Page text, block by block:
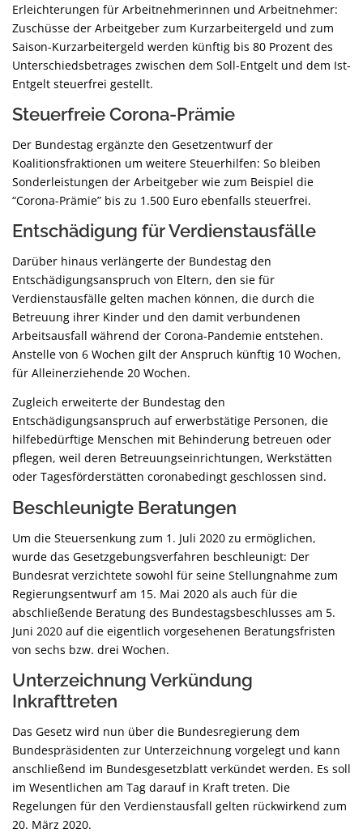
Erleichterungen für Arbeitnehmerinnen und Arbeitnehmer:
Zuschüsse der Arbeitgeber zum Kurzarbeitergeld und zum
Saison-Kurzarbeitergeld werden künftig bis 80 Prozent des
Unterschiedsbetrages zwischen dem Soll-Entgelt und dem Ist-
Entgelt steuerfrei gestellt.
Steuerfreie Corona-Prämie
Der Bundestag ergänzte den Gesetzentwurf der
Koalitionsfraktionen um weitere Steuerhilfen: So bleiben
Sonderleistungen der Arbeitgeber wie zum Beispiel die
“Corona-Prämie” bis zu 1.500 Euro ebenfalls steuerfrei.
Entschädigung für Verdienstausfälle
Darüber hinaus verlängerte der Bundestag den
Entschädigungsanspruch von Eltern, den sie für
Verdienstausfälle gelten machen können, die durch die
Betreuung ihrer Kinder und den damit verbundenen
Arbeitsausfall während der Corona-Pandemie entstehen.
Anstelle von 6 Wochen gilt der Anspruch künftig 10 Wochen,
für Alleinerziehende 20 Wochen.
Zugleich erweiterte der Bundestag den
Entschädigungsanspruch auf erwerbstätige Personen, die
hilfebedürftige Menschen mit Behinderung betreuen oder
pflegen, weil deren Betreuungseinrichtungen, Werkstätten
oder Tagesförderstätten coronabedingt geschlossen sind.
Beschleunigte Beratungen
Um die Steuersenkung zum 1. Juli 2020 zu ermöglichen,
wurde das Gesetzgebungsverfahren beschleunigt: Der
Bundesrat verzichtete sowohl für seine Stellungnahme zum
Regierungsentwurf am 15. Mai 2020 als auch für die
abschließende Beratung des Bundestagsbeschlusses am 5.
Juni 2020 auf die eigentlich vorgesehenen Beratungsfristen
von sechs bzw. drei Wochen.
Unterzeichnung Verkündung
Inkrafttreten
Das Gesetz wird nun über die Bundesregierung dem
Bundespräsidenten zur Unterzeichnung vorgelegt und kann
anschließend im Bundesgesetzblatt verkündet werden. Es soll
im Wesentlichen am Tag darauf in Kraft treten. Die
Regelungen für den Verdienstausfall gelten rückwirkend zum
20. März 2020.